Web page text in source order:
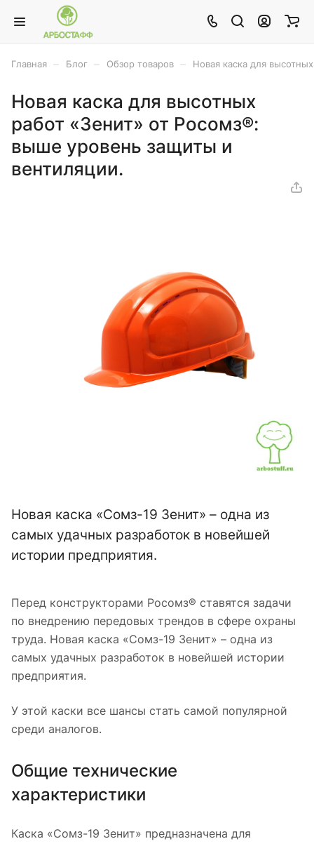
Главная Блог Обзор товаров Новая каска для
Новая каска для высотных
работ «Зенит» от Росомз®:
выше уровень защиты и
вентиляции.
Новая каска «Сомз-19 Зенит» – одна из
самых удачных разработок в новейшей
истории предприятия.
Перед конструкторами Росомз® ставятся задачи
по внедрению передовых трендов в сфере охраны
труда. Новая каска «Сомз-19 Зенит» – одна из
самых удачных разработок в новейшей истории
предприятия.
У этой каски все шансы стать самой популярной
среди аналогов.
Общие технические
характеристики
Каска «Сомз-19 Зенит» предназначена для